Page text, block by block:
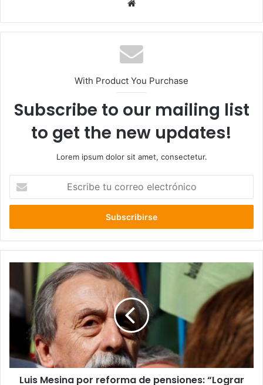
With Product You Purchase
Subscribe to our mailing list
to get the new updates!
Lorem ipsum dolor sit amet, consectetur.
correo
por
reforma
de
pensiones:
“Lograr
un
6%
destinado
Luis Mesina por reforma de pensiones: “Lograr